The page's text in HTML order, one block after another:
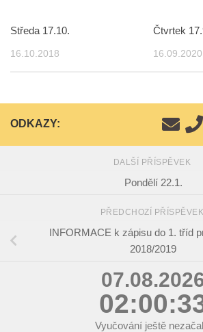
Středa 17.10.
16.10.2018
Čtvrtek
16.09.2020
ODKAZY:
DALŠÍ PŘÍSPĚVEK
Pondělí 22.1.
PŘEDCHOZÍ PŘÍSPĚVEK
INFORMACE k zápisu do 1. tříd
2018/2019
Vyučování ještě